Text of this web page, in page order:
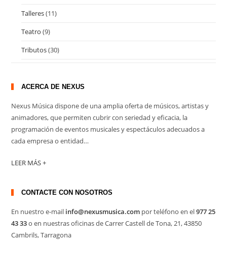
Talleres(11)
Teatro (9)
Tributos(30)
ACERCA DE NEXUS
Nexus Música dispone de una amplia oferta de músicos, artistas y
animadores, que permiten cubrir con seriedad y eficacia, la
programación de eventos musicales y espectáculos adecuados a
cada empresa o entidad…
LEER MÁS +
CONTACTE CON NOSOTROS
En nuestro e-mail info@nexusmusica.com por teléfono en el977 25
43 33o en nuestras oficinas de Carrer Castell de Tona, 21, 43850
Cambrils, Tarragona